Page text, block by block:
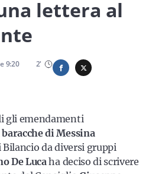
con le ultime news, iscriviti alla
lettera al
9:20 2'
gli emendamenti
di Messina
da diversi gruppi
De Lucaha deciso di scrivere